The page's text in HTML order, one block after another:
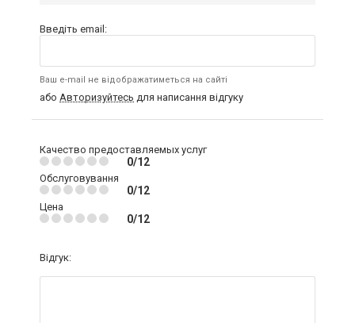
Введіть email:
Ваш e-mail не відображатиметься на сайті
або Авторизуйтесь для написання відгуку
Качество предоставляемых услуг
0/12
Обслуговування
0/12
Цена
0/12
Відгук: